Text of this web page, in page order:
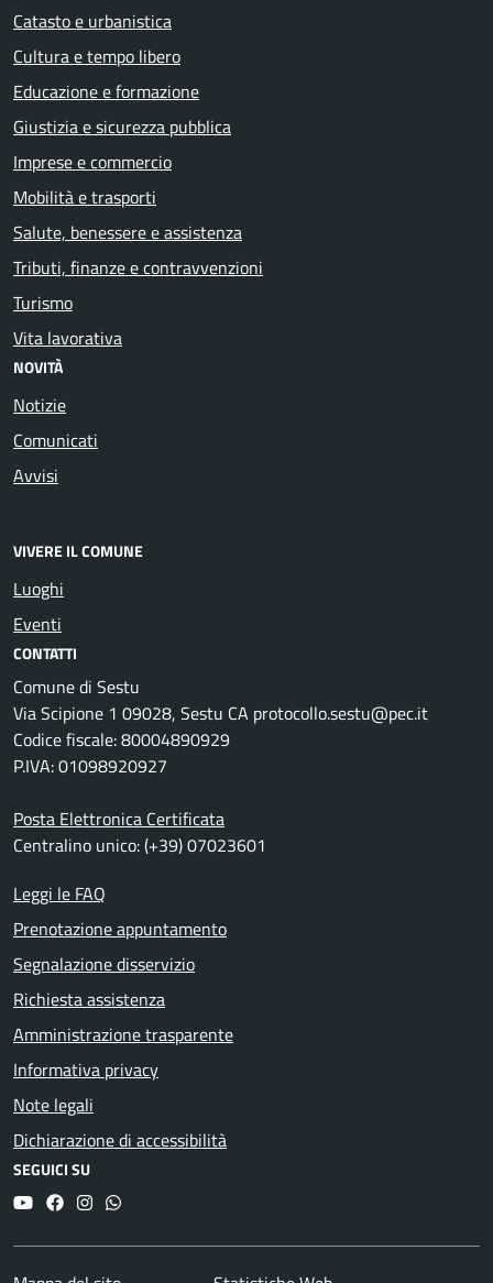
Catasto e urbanistica
Cultura e tempo libero
Educazione e formazione
Giustizia e sicurezza pubblica
Imprese e commercio
Mobilità e trasporti
Salute, benessere e assistenza
Tributi, finanze e contravvenzioni
Turismo
Vita lavorativa
NOVITÀ
Notizie
Comunicati
Avvisi
VIVERE IL COMUNE
Luoghi
Eventi
CONTATTI
Comune di Sestu
Via Scipione 1 09028, Sestu CA protocollo.sestu@pec.it
Codice fiscale: 80004890929
P.IVA: 01098920927
Posta Elettronica Certificata
Centralino unico: (+39) 07023601
Leggi le FAQ
Prenotazione appuntamento
Segnalazione disservizio
Richiesta assistenza
Amministrazione trasparente
Informativa privacy
Note legali
Dichiarazione di accessibilità
SEGUICI SU
YouTubeFacebookInstagram
Whatsapp